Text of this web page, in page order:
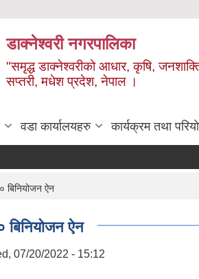
डाक्नेश्वरी नगरपालिका
"समृद्ध डाक्नेश्वरीको आधार, कृषि, जनशाक्ति
सप्तरी, मधेश प्रदेश, नेपाल ।
वडा कार्यालयहरु कार्यक्रम तथा
ऐन
ऐन
07/20/2022 - 15:12